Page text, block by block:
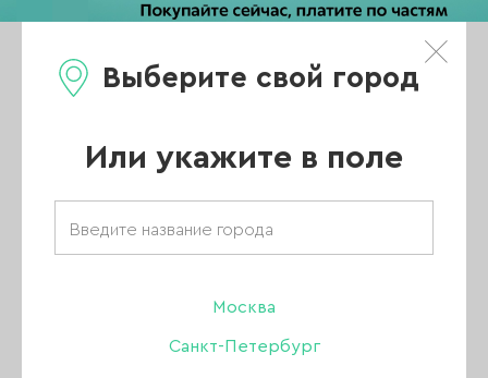
Выберите свой город
Или укажите в поле
Москва
Санкт-Петербург
Каталог